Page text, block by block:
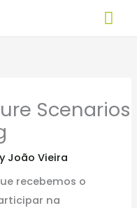
Scenarios
João Vieira
recebemos o
na